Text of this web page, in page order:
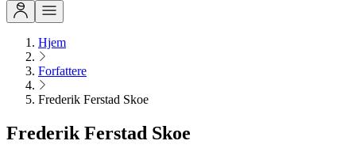
Hjem
Forfattere
Frederik Ferstad Skoe
Frederik Ferstad Skoe